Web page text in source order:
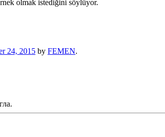
olmak istediğini söylüyor.
24, 2015 by FEMEN.